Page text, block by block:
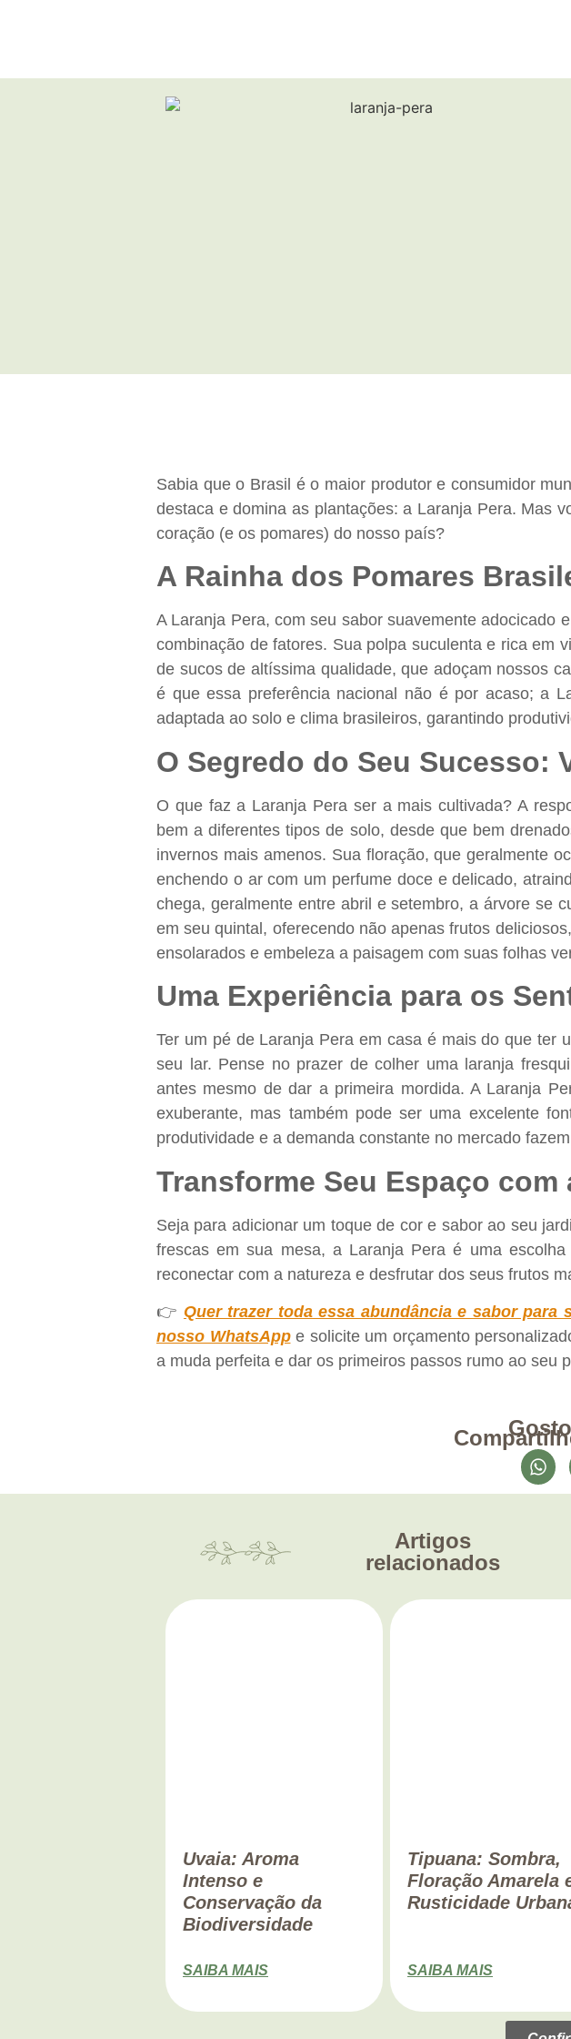
Sabia que o Brasil é o maior produtor e consumidor
destaca e domina as plantações: a Laranja Pera. Mas
coração (e os pomares) do nosso país?
A Rainha dos Pomares
A Laranja Pera, com seu sabor suavemente adocicado
combinação de fatores. Sua polpa suculenta e rica em
de sucos de altíssima qualidade, que adoçam nossos
é que essa preferência nacional não é por acaso; a
adaptada ao solo e clima brasileiros, garantindo
O Segredo do Seu Sucesso:
O que faz a Laranja Pera ser a mais cultivada? A
bem a diferentes tipos de solo, desde que bem
invernos mais amenos. Sua floração, que geralmente
enchendo o ar com um perfume doce e delicado,
chega, geralmente entre abril e setembro, a árvore se
em seu quintal, oferecendo não apenas frutos
ensolarados e embeleza a paisagem com suas folhas
Uma Experiência para os
Ter um pé de Laranja Pera em casa é mais do que ter
seu lar. Pense no prazer de colher uma laranja
antes mesmo de dar a primeira mordida. A Laranja
exuberante, mas também pode ser uma excelente
produtividade e a demanda constante no mercado
Transforme Seu Espaço com
Seja para adicionar um toque de cor e sabor ao seu
frescas em sua mesa, a Laranja Pera é uma
reconectar com a natureza e desfrutar dos seus frutos
👉 Quer trazer toda essa abundância e sabor
nosso WhatsAppe solicite um orçamento
a muda perfeita e dar os primeiros passos rumo ao seu
Artigos
relacionados
Uvaia: Aroma
Intenso e
Conservação da
Biodiversidade
SAIBA MAIS
Tipuana: Sombra,
Floração Amarela
Rusticidade
SAIBA MAIS